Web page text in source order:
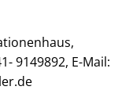
9149892, E-Mail: